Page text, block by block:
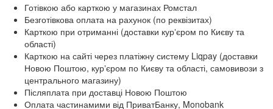
Готівкою або карткою у магазинах Ромстал
Безготівкова оплата на рахунок (по реквізитах)
Карткою при отриманні (доставки курʼєром по Києву та
області)
Карткою на сайті через платіжну систему Liqpay (доставки
Новою Поштою, курʼєром по Києву та області, самовивози з
центрального магазину)
Післяплата при доставці Новою Поштою
Оплата частинамими від ПриватБанку, Monobank